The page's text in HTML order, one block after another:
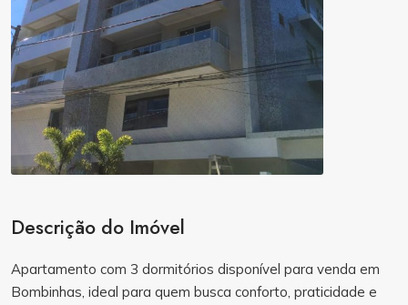
Descrição do Imóvel
Apartamento com 3 dormitórios disponível para venda em
Bombinhas, ideal para quem busca conforto, praticidade e